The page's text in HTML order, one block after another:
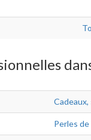
Perles